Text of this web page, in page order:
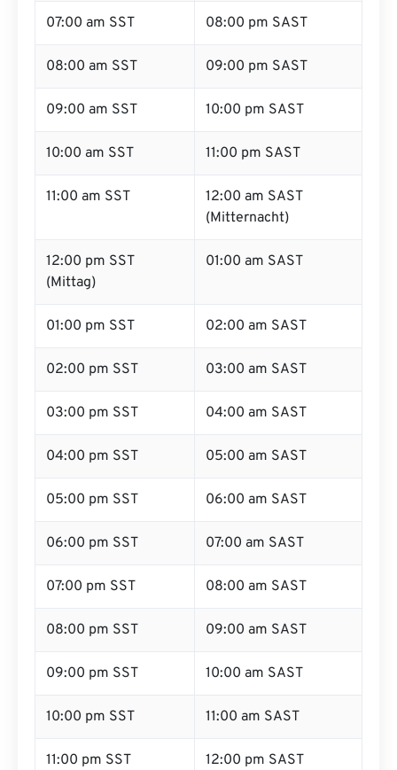
07:00 am SST 08:00 pm SAST
08:00 am SST 09:00 pm SAST
09:00 am SST 10:00 pm SAST
10:00 am SST 11:00 pm SAST
11:00 am SST
12:00 am SAST
(Mitternacht)
12:00 pm SST
(Mittag)
01:00 am SAST
01:00 pm SST 02:00 am SAST
02:00 pm SST 03:00 am SAST
03:00 pm SST 04:00 am SAST
04:00 pm SST 05:00 am SAST
05:00 pm SST 06:00 am SAST
06:00 pm SST 07:00 am SAST
07:00 pm SST 08:00 am SAST
08:00 pm SST 09:00 am SAST
09:00 pm SST 10:00 am SAST
10:00 pm SST 11:00 am SAST
11:00 pm SST
12:00 pm SAST